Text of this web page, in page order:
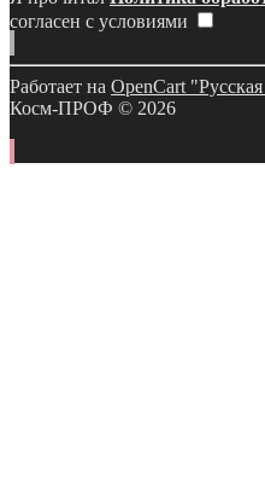
согласен с условиями
Работает на OpenCart
Косм-ПРОФ © 2026